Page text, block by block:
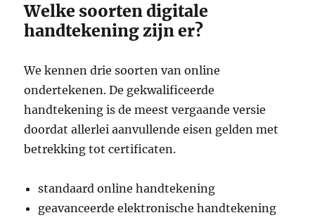
Welke soorten digitale
handtekening zijn er?
We kennen drie soorten van online
ondertekenen. De gekwalificeerde
handtekening is de meest vergaande versie
doordat allerlei aanvullende eisen gelden met
betrekking tot certificaten.
standaard online handtekening
geavanceerde elektronische handtekening